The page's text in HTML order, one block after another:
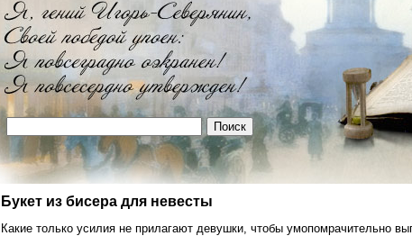
Букет из бисера для невесты
Какие только усилия не прилагают девушки, чтобы умопомрачительно